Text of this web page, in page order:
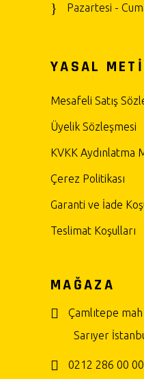
Pazartesi -
YASAL
Mesafeli Satış
Üyelik Sözleşmesi
KVKK Aydınlatma
Çerez Politikası
Garanti ve İade
Teslimat Koşulları
MAĞAZA
Çamlıtepe
Sarıyer
0212 286 00 00